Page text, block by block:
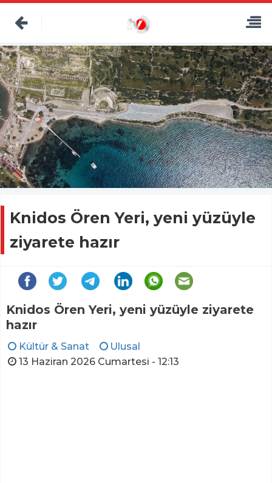
Knidos Ören Yeri, yeni yüzüyle
ziyarete hazır
Knidos Ören Yeri, yeni yüzüyle ziyarete
hazır
Kültür & Sanat
Ulusal
13 Haziran 2026 Cumartesi - 12:13